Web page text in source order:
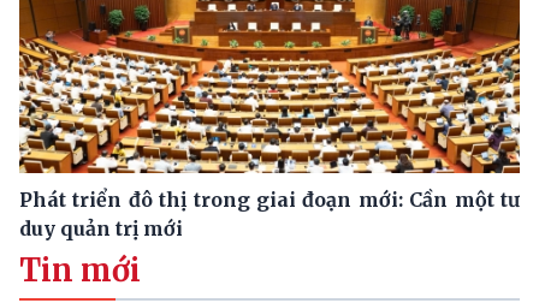
Phát triển đô thị trong giai đoạn mới: Cần một tư
duy quản trị mới
Tin mới